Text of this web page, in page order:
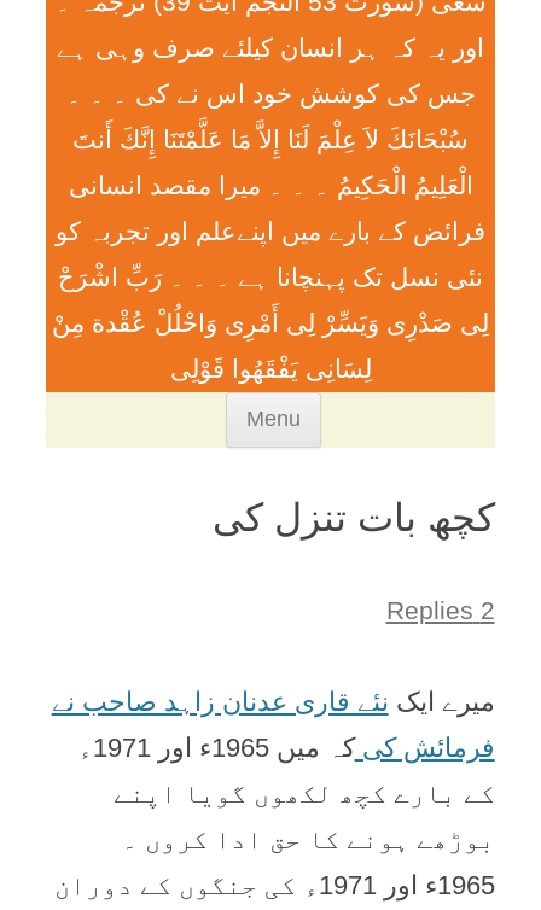
اور یہ کہ ہر انسان کیلئے صرف وہی ہے
جس کی کوشش خود اس نے کی ۔ ۔ ۔
سُبْحَانَكَ لاَ عِلْمَ لَنَا إِلاَّ مَا عَلَّمْتَنَا إِنَّكَ أَنتَ
الْعَلِيمُ الْحَكِيمُ ۔ ۔ ۔ ميرا مقصد انسانی
فرائض کے بارے میں اپنےعلم اور تجربہ کو
نئی نسل تک پہنچانا ہے ۔ ۔ ۔ رَبِّ اشْرَحْ
لِی صَدْرِی وَيَسِّرْ لِی أَمْرِی وَاحْلُلْ عُقْدة مِنْ
لِسَانِی يَفْقَھُوا قَوْلِی
Menu
content
کچھ بات تنزل کی
2 Replies
میرے ایک نئے قاری عدنان زاہد صاحب نے
فرمائش کی
کہ میں 1965ء اور 1971ء
کے بارے کچھ لکھوں گویا اپنے
بوڑھے ہونے کا حق ادا کروں ۔
1965ء اور 1971ء کی جنگوں کے دوران